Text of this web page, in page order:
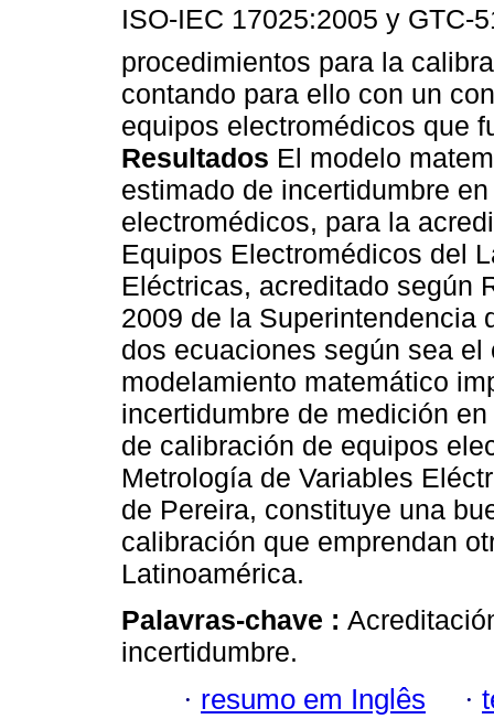
ISO-IEC 17025:2005 y GTC-
procedimientos para la
contando para ello con un
equipos electromédicos que
Resultados El modelo
estimado de incertidumbre
electromédicos, para la
Equipos Electromédicos del
Eléctricas, acreditado según
2009 de la Superintendencia
dos ecuaciones según sea
modelamiento matemático
incertidumbre de medición
de calibración de equipos
Metrología de Variables
de Pereira, constituye una
calibración que emprendan
Latinoamérica.
Palavras-chave :
incertidumbre.
· resumo em Inglês ·